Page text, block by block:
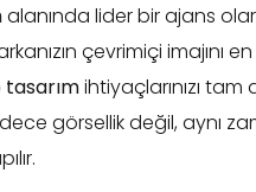
alanında lider bir ajans
çevrimiçi
ihtiyaçlarınızı tam
görsellik değil, aynı